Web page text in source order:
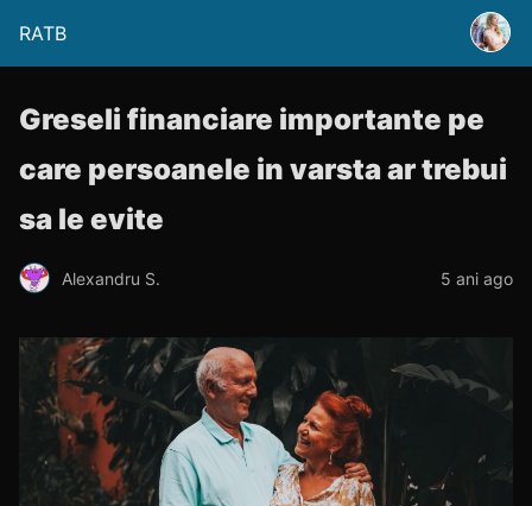
RATB
Greseli financiare importante pe
care persoanele in varsta ar trebui
sa le evite
Alexandru S. 5 ani ago